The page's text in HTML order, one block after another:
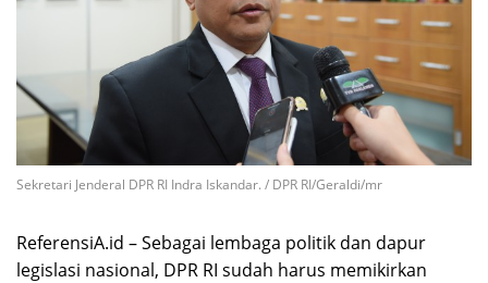
Sekretari Jenderal DPR RI Indra Iskandar. / DPR RI/Geraldi/mr
ReferensiA.id – Sebagai lembaga politik dan dapur
legislasi nasional, DPR RI sudah harus memikirkan